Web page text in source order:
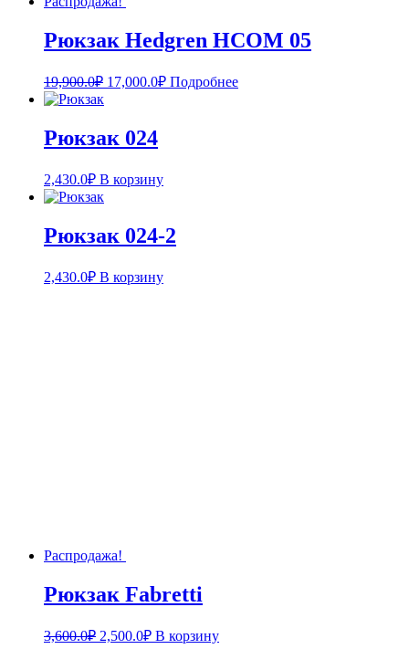
Рюкзак Hedgren HCOM 05
19,900.0₽ 17,000.0₽ Подробнее
Рюкзак 024
2,430.0₽ В корзину
Рюкзак 024-2
2,430.0₽ В корзину
Распродажа!
Рюкзак Fabretti
3,600.0₽ 2,500.0₽ В корзину